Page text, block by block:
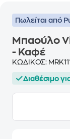
Πωλείται από
Μπαούλο
- Καφέ
ΚΩΔΙΚΟΣ:
Διαθέσιμο